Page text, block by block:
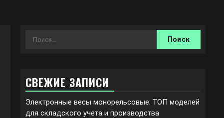
Найти:
СВЕЖИЕ ЗАПИСИ
Электронные весы монорельсовые: ТОП моделей
для складского учета и производства